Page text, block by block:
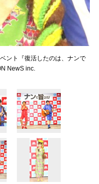
ント『復活したのは、ナンで
NewS inc.